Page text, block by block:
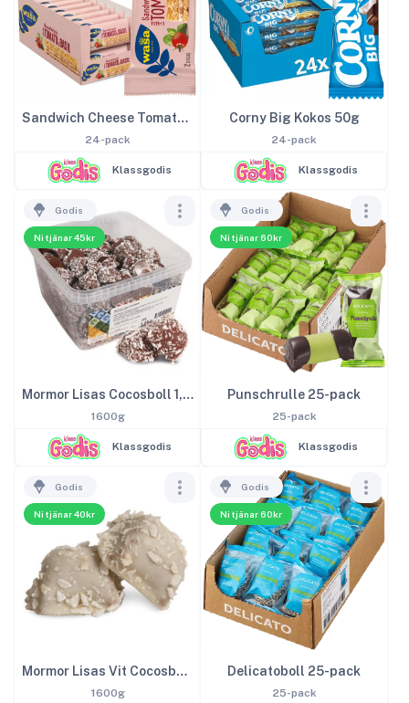
Sandwich Cheese Tomato & Basil 24-pack
24-pack
Klassgodis
Corny Big Kokos 50g
24-pack
Klassgodis
Ni tjänar 45kr
Godis
Mormor Lisas Cocosboll 1,6kg
1600g
Klassgodis
Ni tjänar 60kr
Godis
Punschrulle 25-pack
25-pack
Klassgodis
Ni tjänar 40kr
Godis
Mormor Lisas Vit Cocosboll 1,6kg
1600g
Ni tjänar 60kr
Godis
Delicatoboll 25-pack
25-pack